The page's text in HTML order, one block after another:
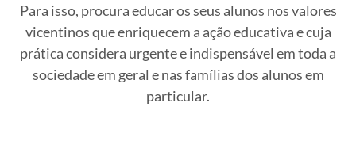
Para isso, procura educar os seus alunos nos valores
vicentinos que enriquecem a ação educativa e cuja
prática considera urgente e indispensável em toda a
sociedade em geral e nas famílias dos alunos em
particular.